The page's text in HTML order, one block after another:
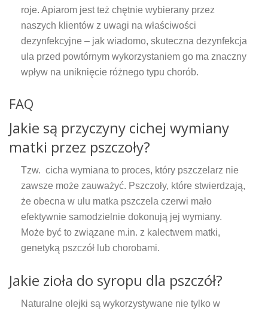
roje. Apiarom jest też chętnie wybierany przez
naszych klientów z uwagi na właściwości
dezynfekcyjne – jak wiadomo, skuteczna dezynfekcja
ula przed powtórnym wykorzystaniem go ma znaczny
wpływ na uniknięcie różnego typu chorób.
FAQ
Jakie są przyczyny cichej wymiany
matki przez pszczoły?
Tzw. cicha wymiana to proces, który pszczelarz nie
zawsze może zauważyć. Pszczoły, które stwierdzają,
że obecna w ulu matka pszczela czerwi mało
efektywnie samodzielnie dokonują jej wymiany.
Może być to związane m.in. z kalectwem matki,
genetyką pszczół lub chorobami.
Jakie zioła do syropu dla pszczół?
Naturalne olejki są wykorzystywane nie tylko w